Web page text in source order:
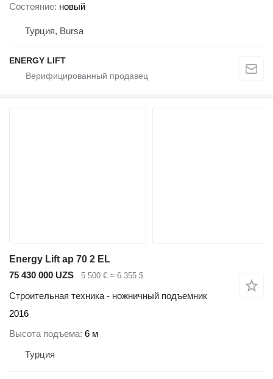
Состояние новый
Турция, Bursa
ENERGY LIFT
Energy Lift ap 70 2 EL
75 430 000 UZS
5 500 € ≈ 6 355 $
Строительная техника - ножничный подъемник
2016
Высота подъема 6 м
Турция